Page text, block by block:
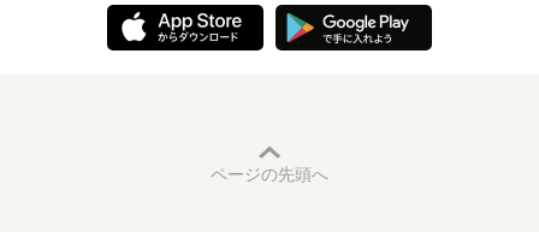
ページの先頭へ